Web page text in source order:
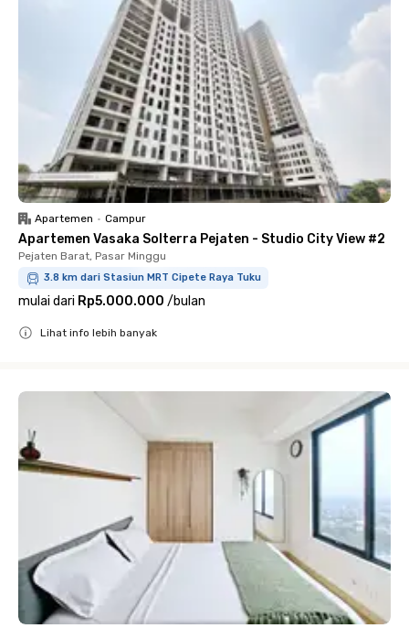
Apartemen • Campur
Apartemen Vasaka Solterra Pejaten - Studio City View #2
Pejaten Barat, Pasar Minggu
3.8 km dari Stasiun MRT Cipete Raya Tuku
mulai dari Rp5.000.000 /bulan
Lihat info lebih banyak